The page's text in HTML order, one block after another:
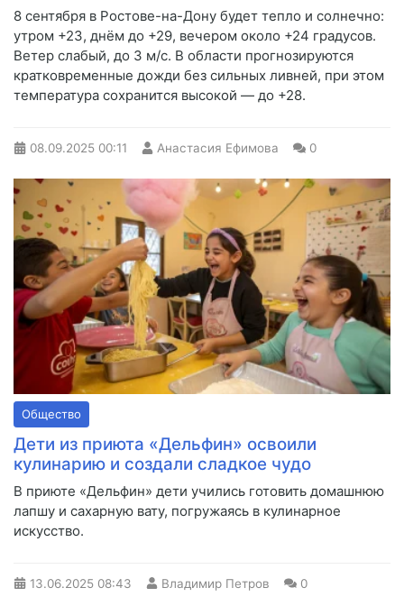
8 сентября в Ростове-на-Дону будет тепло и солнечно:
утром +23, днём до +29, вечером около +24 градусов.
Ветер слабый, до 3 м/с. В области прогнозируются
кратковременные дожди без сильных ливней, при этом
температура сохранится высокой — до +28.
08.09.2025 00:11 Анастасия Ефимова 0
Общество
Дети из приюта «Дельфин» освоили
кулинарию и создали сладкое чудо
В приюте «Дельфин» дети учились готовить домашнюю
лапшу и сахарную вату, погружаясь в кулинарное
искусство.
13.06.2025 08:43 Владимир Петров 0